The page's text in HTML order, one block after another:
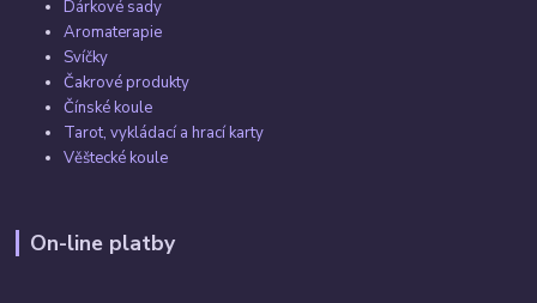
Dárkové sady
Aromaterapie
Svíčky
Čakrové produkty
Čínské koule
Tarot, vykládací a hrací karty
Věštecké koule
On-line platby